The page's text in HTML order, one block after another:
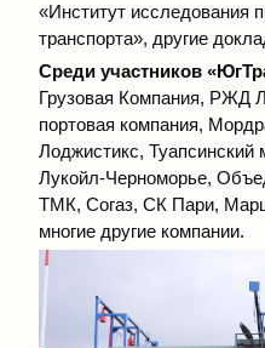
«Институт исследования
транспорта», другие
Среди участников
Грузовая Компания, РЖД
портовая компания,
Лоджистикс, Туапсинский
Лукойл-Черноморье,
ТМК, Согаз, СК Пари,
многие другие компании.